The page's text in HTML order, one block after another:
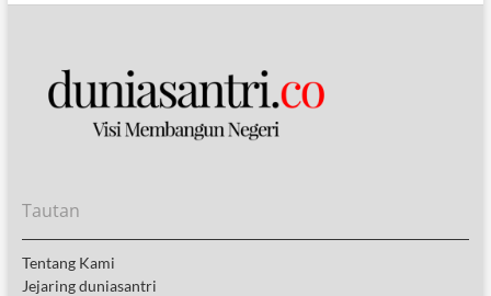
Tautan
Tentang Kami
Jejaring duniasantri